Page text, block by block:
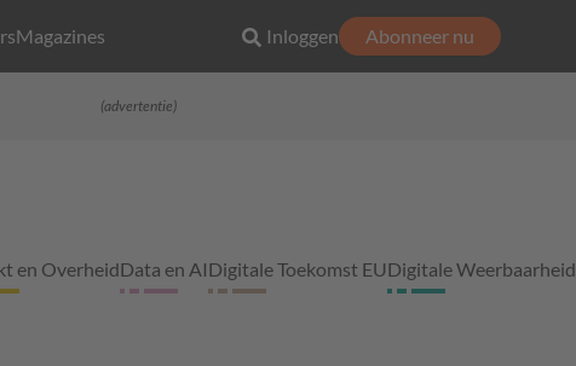
Magazines Inloggen Abonneer nu
(advertentie)
en OverheidData en AIDigitale Toekomst EUDigitale Weerbaarheid